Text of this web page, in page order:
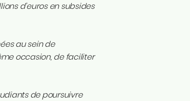
d’euros en subsides
au sein de
occasion, de faciliter
de poursuivre